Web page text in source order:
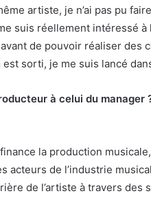
artiste, je n’ai pas pu
suis réellement intéressé à
de pouvoir réaliser des
est sorti, je me suis lancé
à celui du manager
la production
acteurs de l’industrie
de l’artiste à travers des